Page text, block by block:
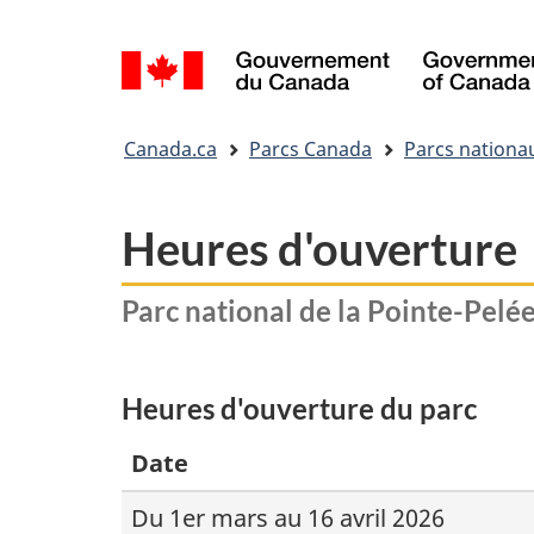
de
la
langue
Canada.ca Parcs Canada Parcs
Heures d'ouverture
Parc national de la Pointe-Pelée
Heures d'ouverture du parc
Date
Du 1er mars au 16 avril 2026